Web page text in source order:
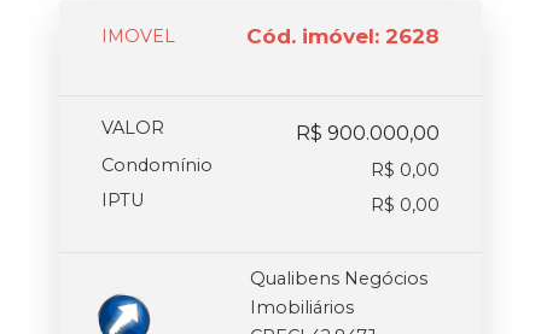
IMOVEL Cód. imóvel: 2628
VALOR R$ 900.000,00
Condomínio
R$ 0,00
IPTU
R$ 0,00
Qualibens Negócios
Imobiliários